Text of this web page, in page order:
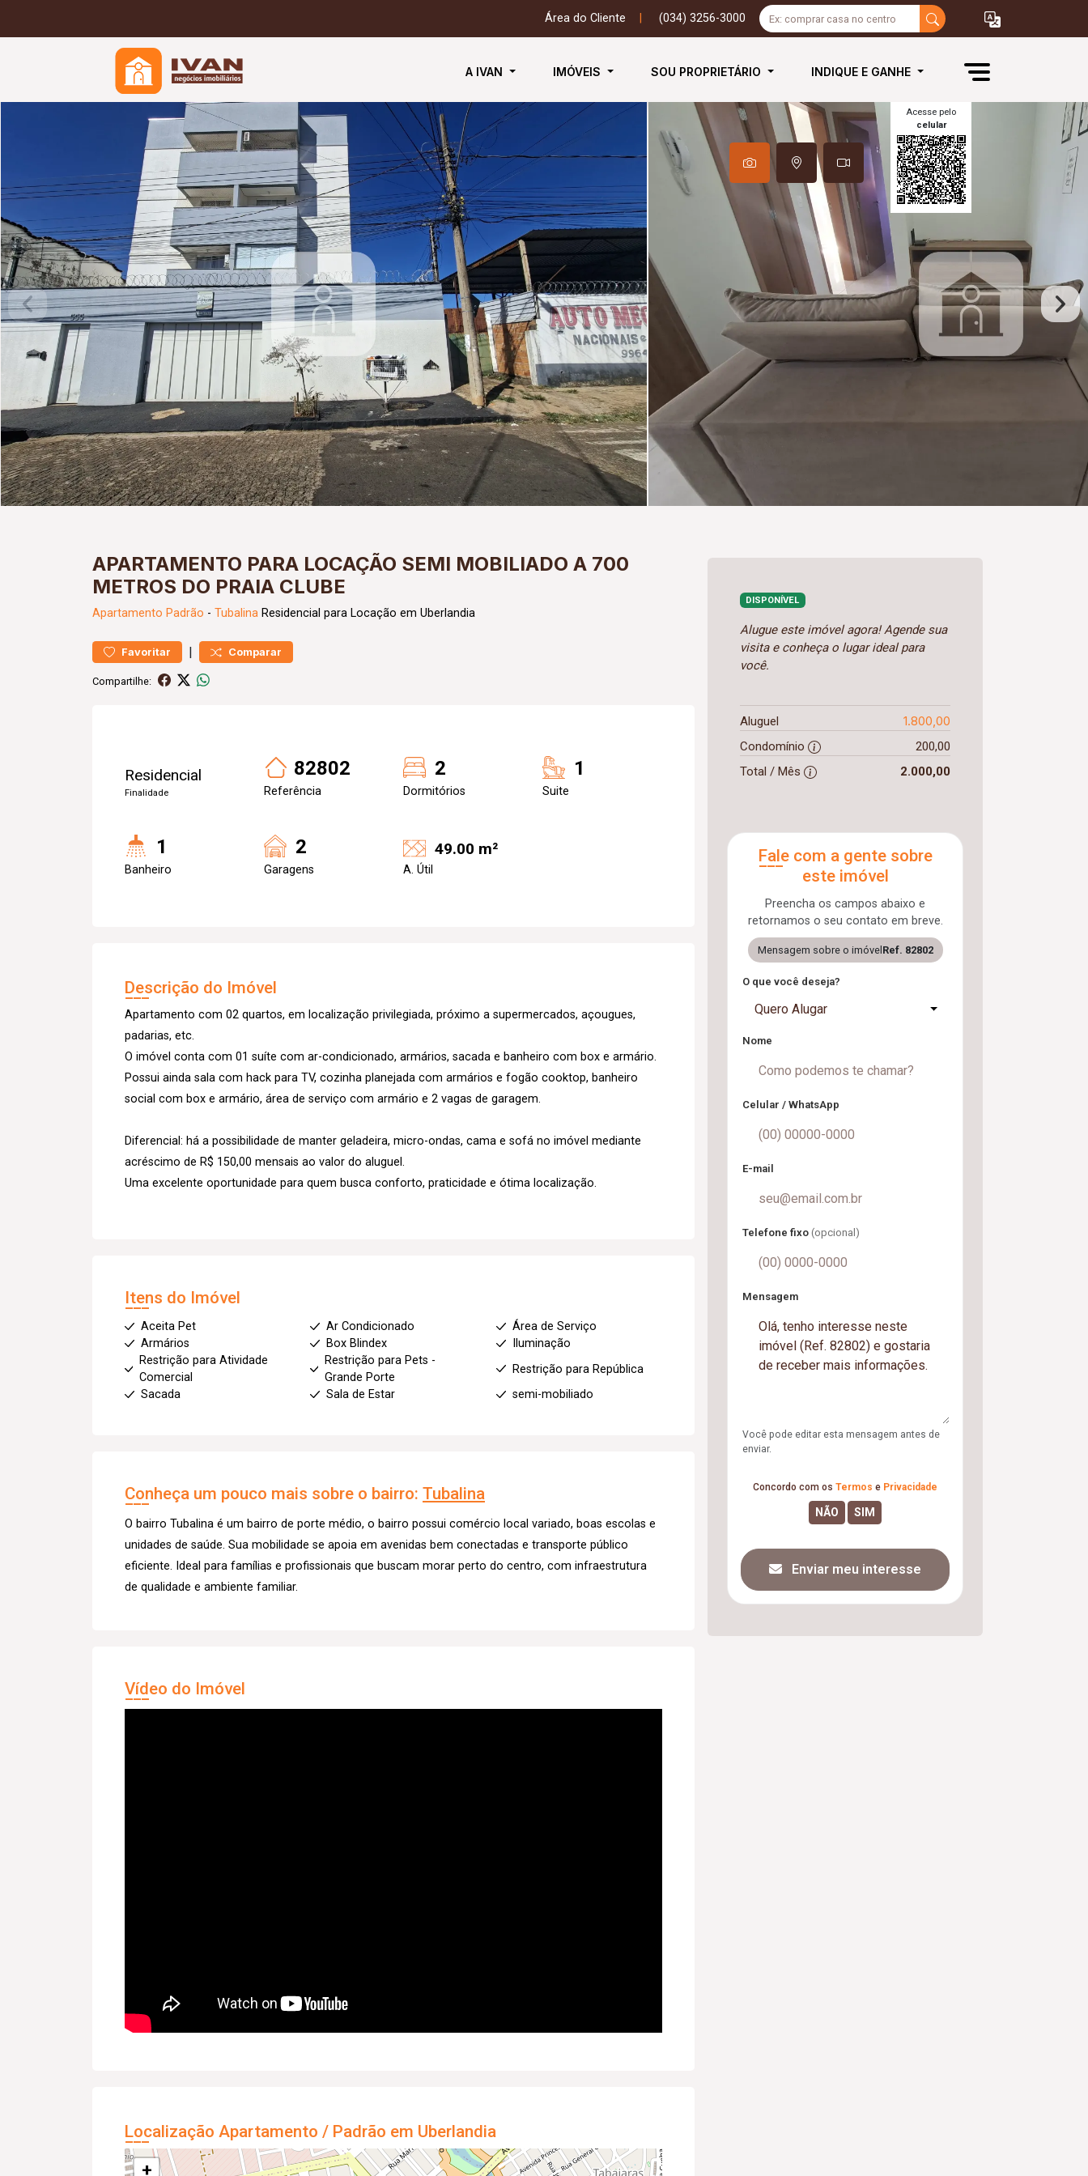
Área do Cliente (034) 3256-3000
A IVAN IMÓVEIS SOU PROPRIETÁRIO INDIQUE E GANHE
Acesse pelo
celular
APARTAMENTO PARA LOCAÇÃO SEMI MOBILIADO A 700
METROS DO PRAIA CLUBE
Apartamento Padrão - Tubalina Residencial para Locação em Uberlandia
Favoritar | Comparar
Compartilhe:
Residencial
Finalidade
82802
Referência
2
Dormitórios
1
Suite
1
Banheiro
2
Garagens
49.00 m²
A. Útil
Descrição do Imóvel
Apartamento com 02 quartos, em localização privilegiada, próximo a supermercados, açougues,
padarias, etc.
O imóvel conta com 01 suíte com ar-condicionado, armários, sacada e banheiro com box e armário.
Possui ainda sala com hack para TV, cozinha planejada com armários e fogão cooktop, banheiro
social com box e armário, área de serviço com armário e 2 vagas de garagem.
Diferencial: há a possibilidade de manter geladeira, micro-ondas, cama e sofá no imóvel mediante
acréscimo de R$ 150,00 mensais ao valor do aluguel.
Uma excelente oportunidade para quem busca conforto, praticidade e ótima localização.
Itens do Imóvel
Aceita Pet Ar Condicionado
Área de Serviço
Armários
Box Blindex
Iluminação
Restrição para Atividade
Comercial
Restrição para Pets -
Grande Porte
Restrição para República
Sacada
Sala de Estar semi-mobiliado
Conheça um pouco mais sobre o bairro: Tubalina
O bairro Tubalina é um bairro de porte médio, o bairro possui comércio local variado, boas escolas e
unidades de saúde. Sua mobilidade se apoia em avenidas bem conectadas e transporte público
eficiente. Ideal para famílias e profissionais que buscam morar perto do centro, com infraestrutura
de qualidade e ambiente familiar.
Vídeo do Imóvel
Localização Apartamento / Padrão em Uberlandia
+
DISPONÍVEL
Alugue este imóvel agora! Agende sua
visita e conheça o lugar ideal para
você.
Aluguel 1.800,00
Condomínio
200,00
Total / Mês
2.000,00
Fale com a gente sobre
este imóvel
Preencha os campos abaixo e
retornamos o seu contato em breve.
Mensagem sobre o imóvel Ref. 82802
O que você deseja?
Quero Alugar
Nome
Celular / WhatsApp
E-mail
Telefone fixo (opcional)
Mensagem
Você pode editar esta mensagem antes de
enviar.
Concordo com os Termos e Privacidade
Enviar meu interesse